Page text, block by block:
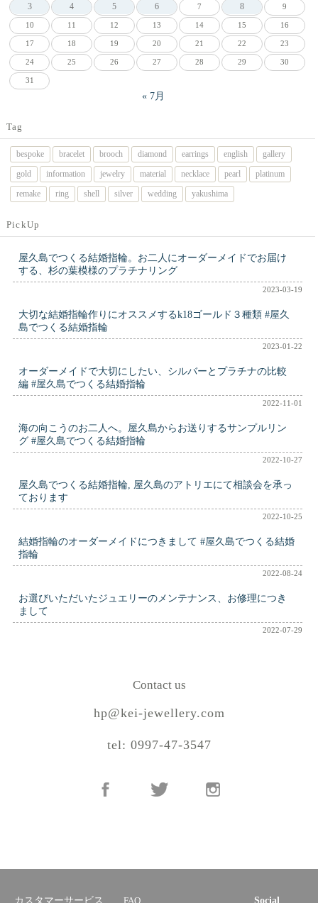
3
4 5 6 7 8 9
10 11 12 13 14 15 16
17 18 19 20 21 22 23
24 25 26 27 28 29 30
31
« 7月
Tag
bespoke bracelet brooch diamond earrings english
gallery
gold
information jewelry material necklace pearl
platinum
remake
ring shell silver wedding yakushima
PickUp
屋久島でつくる結婚指輪。お二人にオーダーメイドでお届け
する、杉の葉模様のプラチナリング
2023-03-19
大切な結婚指輪作りにオススメするk18ゴールド３種類 #屋久
島でつくる結婚指輪
2023-01-22
オーダーメイドで大切にしたい、シルバーとプラチナの比較
編 #屋久島でつくる結婚指輪
2022-11-01
海の向こうのお二人へ。屋久島からお送りするサンプルリン
グ #屋久島でつくる結婚指輪
2022-10-27
屋久島でつくる結婚指輪, 屋久島のアトリエにて相談会を承っ
ております
2022-10-25
結婚指輪のオーダーメイドにつきまして #屋久島でつくる結婚
指輪
2022-08-24
お選びいただいたジュエリーのメンテナンス、お修理につき
まして
2022-07-29
Contact us
hp@kei-jewellery.com
tel: 0997-47-3547
カスタマーサービス FAQ Social